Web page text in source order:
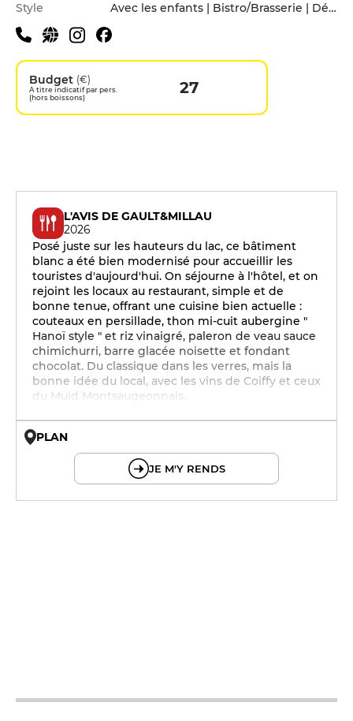
Style
Avec les enfants | Bistro/Brasserie | Décontracté | En famille | Entre amis
Budget (€)
A titre indicatif par pers.
(hors boissons)
27
L'AVIS DE GAULT&MILLAU
2026
Posé juste sur les hauteurs du lac, ce bâtiment
blanc a été bien modernisé pour accueillir les
touristes d'aujourd'hui. On séjourne à l'hôtel, et on
rejoint les locaux au restaurant, simple et de
bonne tenue, offrant une cuisine bien actuelle :
couteaux en persillade, thon mi-cuit aubergine "
Hanoï style " et riz vinaigré, paleron de veau sauce
chimichurri, barre glacée noisette et fondant
chocolat. Du classique dans les verres, mais la
bonne idée du local, avec les vins de Coiffy et ceux
du Muid Montsaugeonnais.
PLAN
JE M'Y RENDS